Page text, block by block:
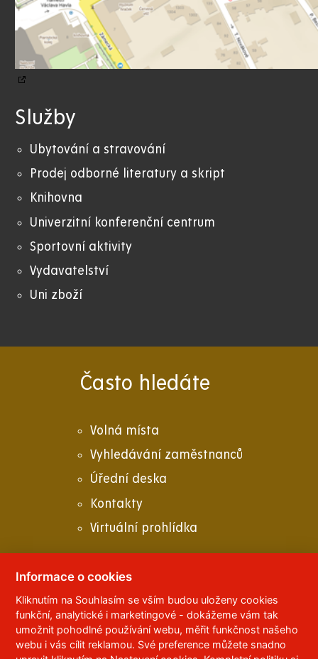
Služby
Ubytování a stravování
Prodej odborné literatury a skript
Knihovna
Univerzitní konferenční centrum
Sportovní aktivity
Vydavatelství
Uni zboží
Často hledáte
Volná místa
Vyhledávání zaměstnanců
Úřední deska
Kontakty
Virtuální prohlídka
© 2023 Univerzita Pardubice,Studentská 95
532 10 Pardubice 2
Telefon: 466 036 111, 466 036 112, 466 036 113
Informace o cookies
Kliknutím na Souhlasím se vším budou uloženy cookies
funkční, analytické i marketingové - dokážeme vám tak
umožnit pohodlné používání webu, měřit funkčnost našeho
webu i vás cílit reklamou. Své preference můžete snadno